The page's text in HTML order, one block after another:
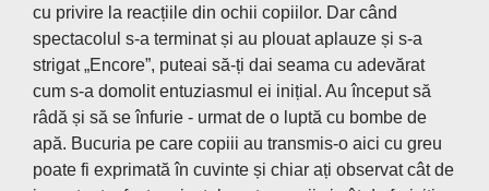
cu privire la reacțiile din ochii copiilor. Dar când
spectacolul s-a terminat și au plouat aplauze și s-a
strigat „Encore”, puteai să-ți dai seama cu adevărat
cum s-a domolit entuziasmul ei inițial. Au început să
râdă și să se înfurie - urmat de o luptă cu bombe de
apă. Bucuria pe care copiii au transmis-o aici cu greu
poate fi exprimată în cuvinte și chiar ați observat cât de